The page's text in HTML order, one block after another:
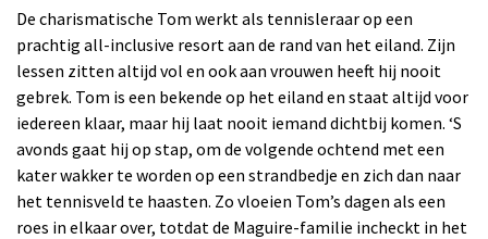
De charismatische Tom werkt als tennisleraar op een
prachtig all-inclusive resort aan de rand van het eiland. Zijn
lessen zitten altijd vol en ook aan vrouwen heeft hij nooit
gebrek. Tom is een bekende op het eiland en staat altijd voor
iedereen klaar, maar hij laat nooit iemand dichtbij komen. ‘S
avonds gaat hij op stap, om de volgende ochtend met een
kater wakker te worden op een strandbedje en zich dan naar
het tennisveld te haasten. Zo vloeien Tom’s dagen als een
roes in elkaar over, totdat de Maguire-familie incheckt in het